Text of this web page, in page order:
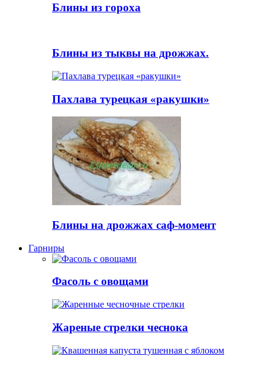
Блины из гороха
Блины из тыквы на дрожжах.
Пахлава турецкая «ракушки»
Блины на дрожжах саф-момент
Гарниры
Фасоль с овощами
Жареные стрелки чеснока